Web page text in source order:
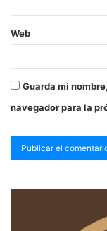
Web
Guarda mi
navegador para la